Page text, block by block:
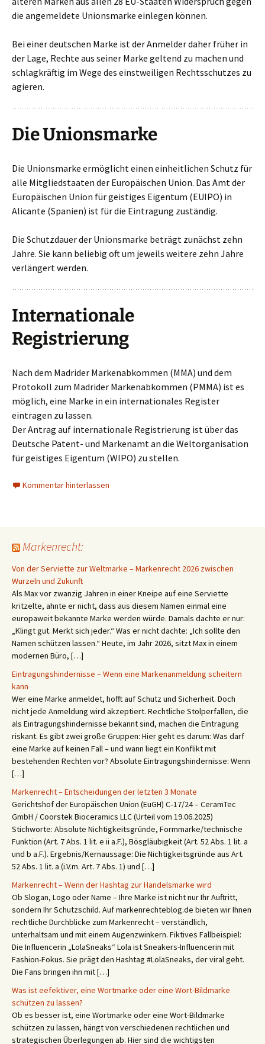
die angemeldete Unionsmarke einlegen können.
Bei einer deutschen Marke ist der Anmelder daher früher in
der Lage, Rechte aus seiner Marke geltend zu machen und
schlagkräftig im Wege des einstweiligen Rechtsschutzes zu
agieren.
Die Unionsmarke
Die Unionsmarke ermöglicht einen einheitlichen Schutz für
alle Mitgliedstaaten der Europäischen Union. Das Amt der
Europäischen Union für geistiges Eigentum (EUIPO) in
Alicante (Spanien) ist für die Eintragung zuständig.
Die Schutzdauer der Unionsmarke beträgt zunächst zehn
Jahre. Sie kann beliebig oft um jeweils weitere zehn Jahre
verlängert werden.
Internationale
Registrierung
Nach dem Madrider Markenabkommen (MMA) und dem
Protokoll zum Madrider Markenabkommen (PMMA) ist es
möglich, eine Marke in ein internationales Register
eintragen zu lassen.
Der Antrag auf internationale Registrierung ist über das
Deutsche Patent- und Markenamt an die Weltorganisation
für geistiges Eigentum (WIPO) zu stellen.
Kommentar hinterlassen
Markenrecht:
Von der Serviette zur Weltmarke – Markenrecht 2026 zwischen
Wurzeln und Zukunft
Als Max vor zwanzig Jahren in einer Kneipe auf eine Serviette
kritzelte, ahnte er nicht, dass aus diesem Namen einmal eine
europaweit bekannte Marke werden würde. Damals dachte er nur:
„Klingt gut. Merkt sich jeder.“ Was er nicht dachte: „Ich sollte den
Namen schützen lassen.“ Heute, im Jahr 2026, sitzt Max in einem
modernen Büro, […]
Eintragungshindernisse – Wenn eine Markenanmeldung scheitern
kann
Wer eine Marke anmeldet, hofft auf Schutz und Sicherheit. Doch
nicht jede Anmeldung wird akzeptiert. Rechtliche Stolperfallen, die
als Eintragungshindernisse bekannt sind, machen die Eintragung
riskant. Es gibt zwei große Gruppen: Hier geht es darum: Was darf
eine Marke auf keinen Fall – und wann liegt ein Konflikt mit
bestehenden Rechten vor? Absolute Eintragungshindernisse: Wenn
[…]
Markenrecht – Entscheidungen der letzten 3 Monate
Gerichtshof der Europäischen Union (EuGH) C‑17/24 – CeramTec
GmbH / Coorstek Bioceramics LLC (Urteil vom 19.06.2025)
Stichworte: Absolute Nichtigkeitsgründe, Formmarke/technische
Funktion (Art. 7 Abs. 1 lit. e ii a.F.), Bösgläubigkeit (Art. 52 Abs. 1 lit. a
und b a.F.). Ergebnis/Kernaussage: Die Nichtigkeitsgründe aus Art.
52 Abs. 1 lit. a (i.V.m. Art. 7 Abs. 1) und […]
Markenrecht – Wenn der Hashtag zur Handelsmarke wird
Ob Slogan, Logo oder Name – Ihre Marke ist nicht nur Ihr Auftritt,
sondern Ihr Schutzschild. Auf markenrechteblog.de bieten wir Ihnen
rechtliche Durchblicke zum Markenrecht – verständlich,
unterhaltsam und mit einem Augenzwinkern. Fiktives Fallbeispiel:
Die Influencerin „LolaSneaks“ Lola ist Sneakers-Influencerin mit
Fashion-Fokus. Sie prägt den Hashtag #LolaSneaks, der viral geht.
Die Fans bringen ihn mit […]
Was ist eefektiver, eine Wortmarke oder eine Wort-Bildmarke
schützen zu lassen?
Ob es besser ist, eine Wortmarke oder eine Wort-Bildmarke
schützen zu lassen, hängt von verschiedenen rechtlichen und
strategischen Überlegungen ab. Hier sind die wichtigsten